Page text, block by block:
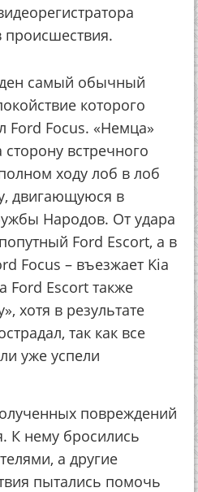
происшествия.
самый обычный
которого
Focus. «Немца»
встречного
ходу лоб в лоб
двигающуюся в
Народов. От удара
Ford Escort, а в
Focus – въезжает Kia
Ford Escort также
хотя в результате
так как все
уже успели
повреждений
К нему бросились
а другие
пытались помочь